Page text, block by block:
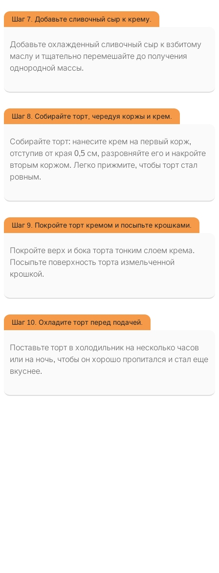
Шаг 7. Добавьте сливочный сыр к крему.
Добавьте охлажденный сливочный сыр к взбитому
маслу и тщательно перемешайте до получения
однородной массы.
Шаг 8. Собирайте торт, чередуя коржы и крем.
Собирайте торт: нанесите крем на первый корж,
отступив от края 0,5 см, разровняйте его и накройте
вторым коржом. Легко прижмите, чтобы торт стал
ровным.
Шаг 9. Покройте торт кремом и посыпьте крошками.
Покройте верх и бока торта тонким слоем крема.
Посыпьте поверхность торта измельченной
крошкой.
Шаг 10. Охладите торт перед подачей.
Поставьте торт в холодильник на несколько часов
или на ночь, чтобы он хорошо пропитался и стал еще
вкуснее.